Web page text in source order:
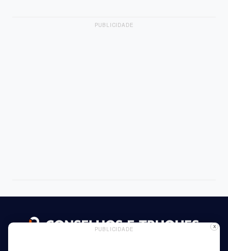
PUBLICIDADE
PUBLICIDADE X